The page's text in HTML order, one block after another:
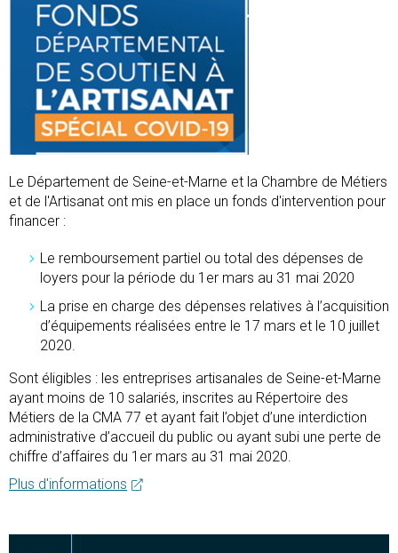
Le Département de Seine-et-Marne et la Chambre de Métiers
et de l'Artisanat ont mis en place un fonds d'intervention pour
financer :
Le remboursement partiel ou total des dépenses de
loyers pour la période du 1er mars au 31 mai 2020
La prise en charge des dépenses relatives à l’acquisition
d’équipements réalisées entre le 17 mars et le 10 juillet
2020.
Sont éligibles : les entreprises artisanales de Seine-et-Marne
ayant moins de 10 salariés, inscrites au Répertoire des
Métiers de la CMA 77 et ayant fait l’objet d’une interdiction
administrative d’accueil du public ou ayant subi une perte de
chiffre d’affaires du 1er mars au 31 mai 2020.
Plus d'informations